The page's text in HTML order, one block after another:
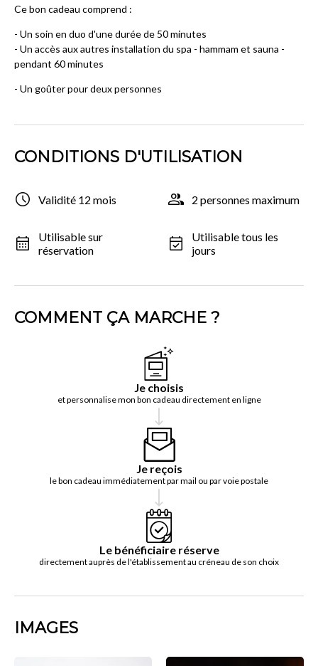
Ce bon cadeau comprend :
- Un soin en duo d'une durée de 50 minutes
- Un accès aux autres installation du spa - hammam et sauna -
pendant 60 minutes
- Un goûter pour deux personnes
CONDITIONS D'UTILISATION
Validité 12 mois 2 personnes maximum
Utilisable sur
réservation
Utilisable tous les
jours
COMMENT ÇA MARCHE ?
Je choisis
et personnalise mon bon cadeau directement en ligne
Je reçois
le bon cadeau immédiatement par mail ou par voie postale
Le bénéficiaire réserve
directement auprès de l'établissement au créneau de son choix
IMAGES